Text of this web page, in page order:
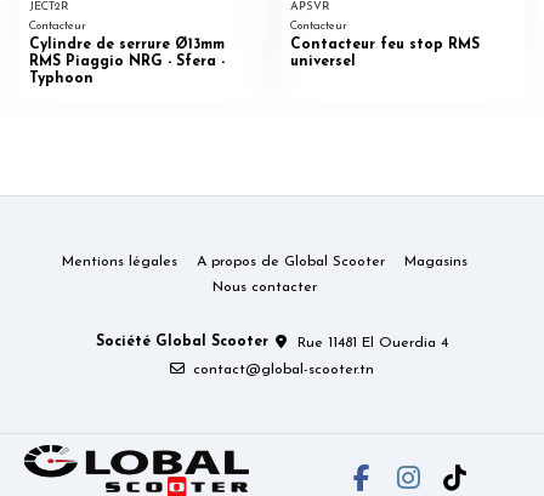
JECT2R
Contacteur
Cylindre de serrure Ø13mm
RMS Piaggio NRG - Sfera -
Typhoon
APSVR
Contacteur
Contacteur feu stop RMS
universel
Mentions légales A propos de Global Scooter
Magasins
Nous contacter
Société Global Scooter
Rue 11481 El Ouerdia 4
contact@global-scooter.tn